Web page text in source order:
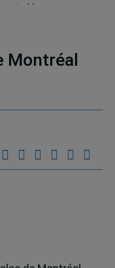
Humana
Montréal